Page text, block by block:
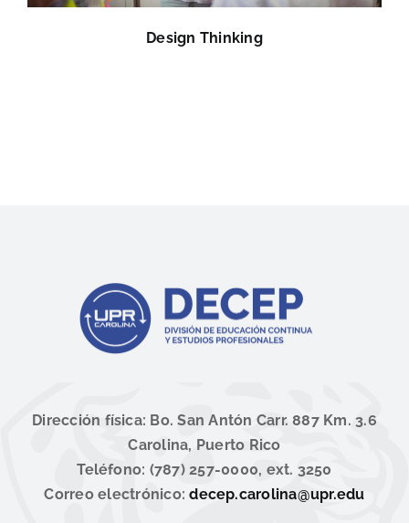
Design Thinking
Dirección física: Bo. San Antón Carr. 887 Km. 3.6
Carolina, Puerto Rico
Teléfono: (787) 257-0000, ext. 3250
Correo electrónico:decep.carolina@upr.edu